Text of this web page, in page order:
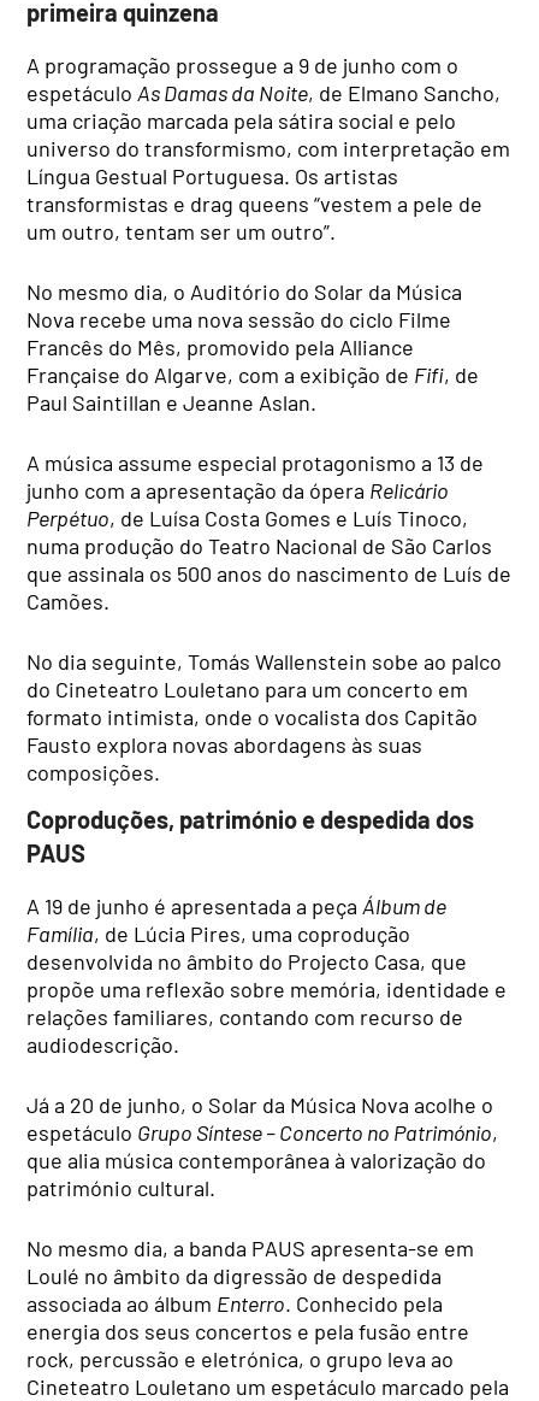
primeira quinzena
A programação prossegue a 9 de junho com o
espetáculoAs Damas da Noite, de Elmano Sancho,
uma criação marcada pela sátira social e pelo
universo do transformismo, com interpretação em
Língua Gestual Portuguesa. Os artistas
transformistas e drag queens “vestem a pele de
um outro, tentam ser um outro”.
No mesmo dia, o Auditório do Solar da Música
Nova recebe uma nova sessão do ciclo Filme
Francês do Mês, promovido pela Alliance
Française do Algarve, com a exibição de Fifi, de
Paul Saintillan e Jeanne Aslan.
A música assume especial protagonismo a 13 de
junho com a apresentação da ópera Relicário
Perpétuo, de Luísa Costa Gomes e Luís Tinoco,
numa produção do Teatro Nacional de São Carlos
que assinala os 500 anos do nascimento de Luís de
Camões.
No dia seguinte, Tomás Wallenstein sobe ao palco
do Cineteatro Louletano para um concerto em
formato intimista, onde o vocalista dos Capitão
Fausto explora novas abordagens às suas
composições.
Coproduções, património e despedida dos
PAUS
A 19 de junho é apresentada a peçaÁlbum de
Família, de Lúcia Pires, uma coprodução
desenvolvida no âmbito do Projecto Casa, que
propõe uma reflexão sobre memória, identidade e
relações familiares, contando com recurso de
audiodescrição.
Já a 20 de junho, o Solar da Música Nova acolhe o
espetáculo Grupo Síntese – Concerto no Património,
que alia música contemporânea à valorização do
património cultural.
No mesmo dia, a banda PAUS apresenta-se em
Loulé no âmbito da digressão de despedida
associada ao álbum Enterro. Conhecido pela
energia dos seus concertos e pela fusão entre
rock, percussão e eletrónica, o grupo leva ao
Cineteatro Louletano um espetáculo marcado pela